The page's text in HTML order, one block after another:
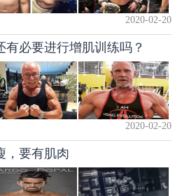
2020-02-20
必要进行增肌训练吗？
2020-02-20
，要有肌肉